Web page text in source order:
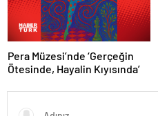
Pera Müzesi’nde ‘Gerçeğin
Ötesinde, Hayalin Kıyısında’